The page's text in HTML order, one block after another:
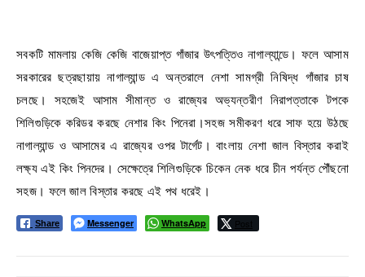
সবকটি মামলায় কেজি কেজি বাজেয়াপ্ত গাঁজার উৎপত্তিও নাগাল্যান্ডে। ফলে আসাম
সরকারের ছত্রছায়ায় নাগাল্যান্ড এ অন্তরালে নেশা সামগ্রী নিষিদ্ধ গাঁজার চাষ
চলছে। সহজেই আসাম সীমান্ত ও রাজ্যের অভ্যন্তরীণ নিরাপত্তাকে টপকে
শিলিগুড়িকে করিডর করছে নেশার কিং পিনেরা।সহজ সমীকরণ ধরে সাফ হয়ে উঠছে
নাগাল্যান্ড ও আসামের এ রাজ্যের ওপর টার্গেট। বাংলায় নেশা জাল বিস্তার করাই
লক্ষ্য এই কিং পিনদের। সেক্ষেত্রে শিলিগুড়িকে চিকেন নেক ধরে চীন পর্যন্ত পৌঁছনো
সহজ। ফলে জাল বিস্তার করছে এই পথ ধরেই।
Share Messenger WhatsApp Post